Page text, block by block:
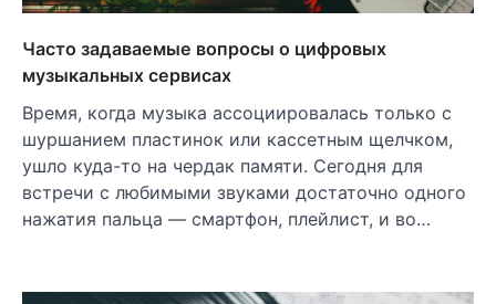
Часто задаваемые вопросы о цифровых
музыкальных сервисах
Время, когда музыка ассоциировалась только с
шуршанием пластинок или кассетным щелчком,
ушло куда-то на чердак памяти. Сегодня для
встречи с любимыми звуками достаточно одного
нажатия пальца — смартфон, плейлист, и во…